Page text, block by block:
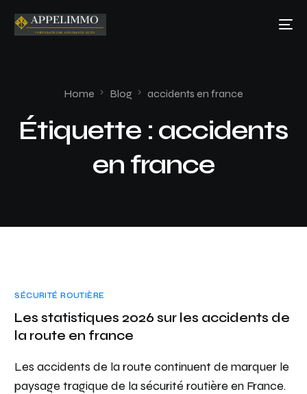
Home Blog accidents en france
Étiquette : accidents
en france
SÉCURITÉ ROUTIÈRE
Les statistiques 2026 sur les accidents de
la route en france
Les accidents de la route continuent de marquer le
paysage tragique de la sécurité routière en France.